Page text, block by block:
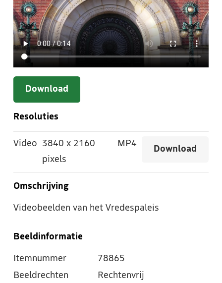
Download
Resoluties
Video 3840 x 2160
pixels
MP4
Download
Omschrijving
Videobeelden van het Vredespaleis
Beeldinformatie
Itemnummer
78865
Beeldrechten
Rechtenvrij